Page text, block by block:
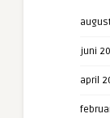
juni
april